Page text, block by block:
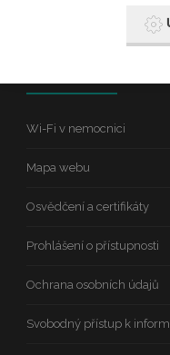
Wi-Fi v nemocnici
Mapa webu
Osvědčení a certifikáty
Prohlášení o přístupnosti
Ochrana osobních údajů
Svobodný přístup k